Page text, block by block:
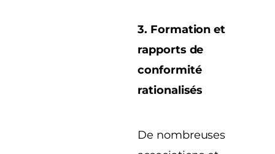
3. Formation et
rapports de
conformité
rationalisés
De nombreuses